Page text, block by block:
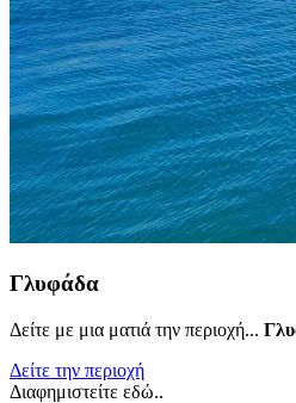
Γλυφάδα
Δείτε με μια ματιά την περιοχή...
Δείτε την περιοχή
Διαφημιστείτε εδώ..